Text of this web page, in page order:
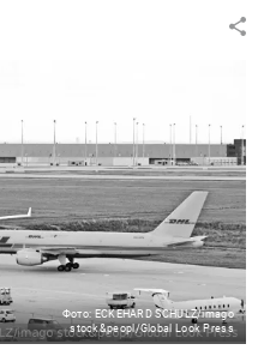
Фото: ECKEHARD SCHULZ/imago
stock&peopl/Global Look Press